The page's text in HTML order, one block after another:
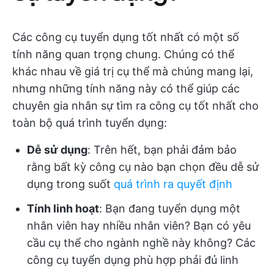
Các công cụ tuyển dụng tốt nhất có một số
tính năng quan trọng chung. Chúng có thể
khác nhau về giá trị cụ thể mà chúng mang lại,
nhưng những tính năng này có thể giúp các
chuyên gia nhân sự tìm ra công cụ tốt nhất cho
toàn bộ quá trình tuyển dụng:
Dễ sử dụng: Trên hết, bạn phải đảm bảo
rằng bất kỳ công cụ nào bạn chọn đều dễ sử
dụng trong suốt quá trình ra quyết định
Tính linh hoạt: Bạn đang tuyển dụng một
nhân viên hay nhiều nhân viên? Bạn có yêu
cầu cụ thể cho ngành nghề này không? Các
công cụ tuyển dụng phù hợp phải đủ linh